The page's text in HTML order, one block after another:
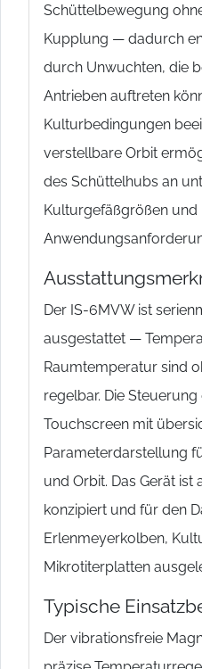
Schüttelbewegung
Kupplung — dadurch
durch Unwuchten, die
Antrieben auftreten
Kulturbedingungen
verstellbare Orbit
des Schüttelhubs an
Kulturgefäßgrößen und
Der IS-6MVW ist
ausgestattet —
Raumtemperatur sind
regelbar. Die
Touchscreen mit
Parameterdarstellung
und Orbit. Das Gerät ist
konzipiert und für den
Erlenmeyerkolben,
Mikrotiterplatten
Typische
Der vibrationsfreie